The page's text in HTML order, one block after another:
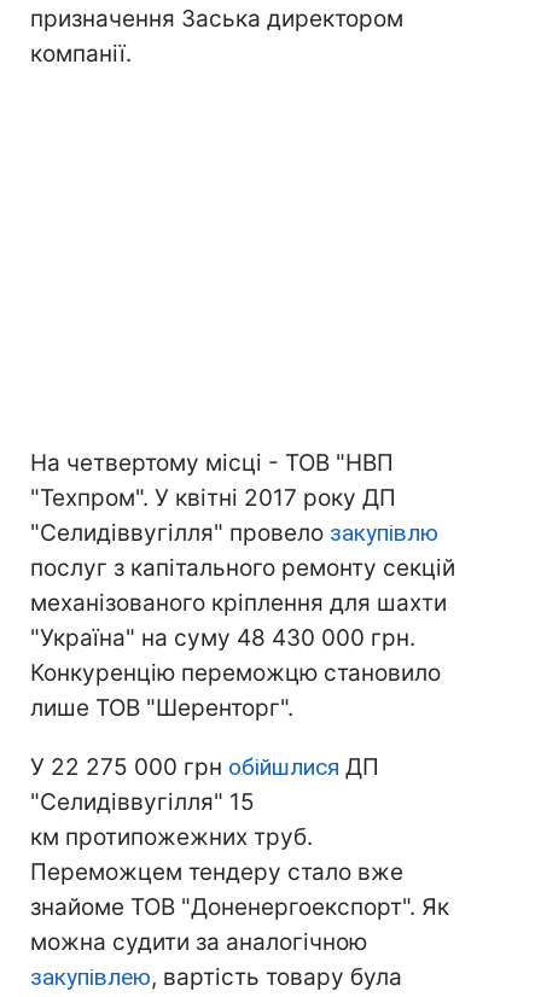
призначення Заська директором
компанії.
На четвертому місці - ТОВ "НВП
"Техпром". У квітні 2017 року ДП
"Селидіввугілля" провело закупівлю
послуг з капітального ремонту секцій
механізованого кріплення для шахти
"Україна" на суму 48 430 000 грн.
Конкуренцію переможцю становило
лише ТОВ "Шеренторг".
У 22 275 000 грн обійшлися ДП
"Селидіввугілля" 15
км протипожежних труб.
Переможцем тендеру стало вже
знайоме ТОВ "Доненергоекспорт". Як
можна судити за аналогічною
закупівлею, вартість товару була